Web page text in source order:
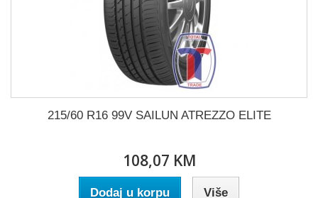
215/60 R16 99V SAILUN ATREZZO ELITE
108,07 KM
Dodaj u korpu Više